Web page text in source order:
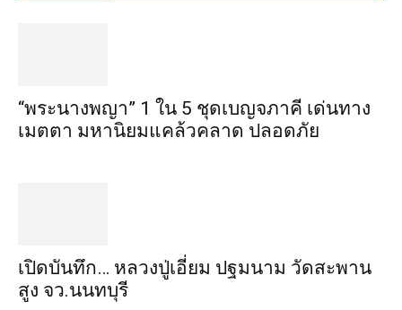
“พระ​นาง​พญา” 1 ใน 5​ ชุดเบญจ​ภาคี​ เด่นทาง
เมตตา​ มหา​นิยม​แคล้วคลาด​ ปลอดภัย​
เปิดบันทึก… หลวงปู่เอี่ยม ​ปฐม​นาม​ วัดสะพาน
สูง​ จว.นนทบุรี